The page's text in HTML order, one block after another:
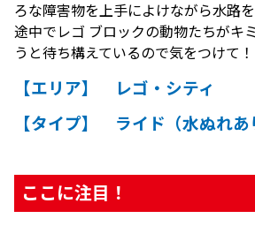
ろな障害物を上手によけながら水路を
途中でレゴ ブロックの動物たちがキ
うと待ち構えているので気をつけて！
【エリア】 レゴ・シティ
【タイプ】 ライド（水ぬれあ
ここに注目！